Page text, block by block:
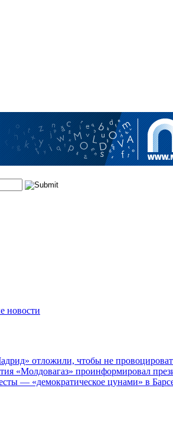
новости
отложили, чтобы не
«Молдовагаз» проинформировал
— «демократическое цунами» в